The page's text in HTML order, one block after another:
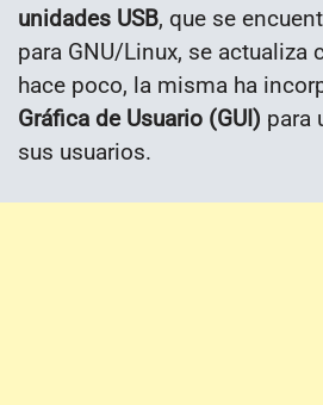
unidades USB, que se
para GNU/Linux, se actualiza
hace poco, la misma ha
Gráfica de Usuario (GUI) para
sus usuarios.